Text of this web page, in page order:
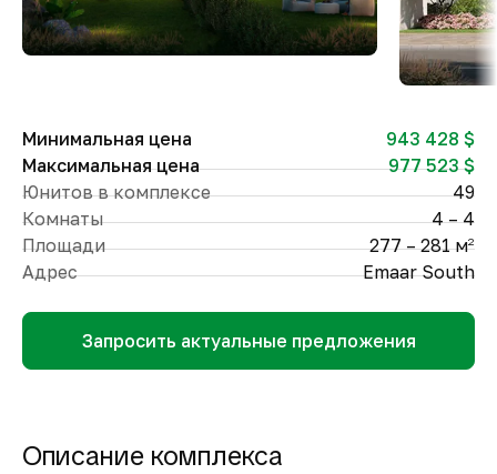
Минимальная цена
943 428 $
Максимальная цена
977 523 $
Юнитов в комплексе
49
Комнаты
4 – 4
Площади
277 – 281 м2
Адрес Emaar South
Запросить актуальные предложения
Описание комплекса